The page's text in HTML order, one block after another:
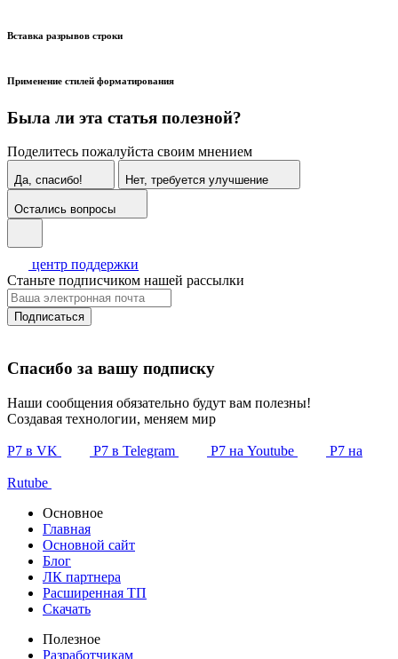
Вставка разрывов строки
Применение стилей форматирования
Была ли эта статья полезной?
Поделитесь пожалуйста своим мнением
Да, спасибо! Нет, требуется улучшение
Остались вопросы
центр поддержки
Станьте подписчиком нашей рассылки
Подписаться
Спасибо за вашу подписку
Наши сообщения обязательно будут вам полезны!
Создавая технологии, меняем мир
Р7 в VK Р7 в Telegram Р7 на Youtube Р7 на
Rutube
Основное
Главная
Основной сайт
Блог
ЛК партнера
Расширенная ТП
Скачать
Полезное
Разработчикам